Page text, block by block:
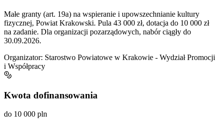
Małe granty (art. 19a) na wspieranie i upowszechnianie kultury
fizycznej, Powiat Krakowski. Pula 43 000 zł, dotacja do 10 000 zł
na zadanie. Dla organizacji pozarządowych, nabór ciągły do
30.09.2026.
Organizator: Starostwo Powiatowe w Krakowie - Wydział Promocji
i Współpracy
Kwota dofinansowania
do 10 000 pln